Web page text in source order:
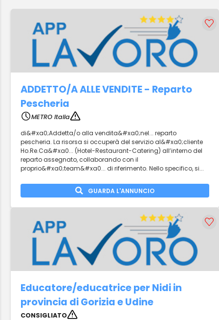
ADDETTO/A ALLE VENDITE - Reparto
Pescheria
METRO Italia
di&#xa0;Addetta/o alla vendita&#xa0;nel... reparto
pescheria. La risorsa si occuperà del servizio al&#xa0;cliente
Ho.Re.Ca&#xa0... (Hotel-Restaurant-Catering) all’interno del
reparto assegnato, collaborando con il
proprio&#xa0;team&#xa0... di riferimento. Nello specifico, si...
GUARDA L'ANNUNCIO
Educatore/educatrice per Nidi in
provincia di Gorizia e Udine
CONSIGLIATO